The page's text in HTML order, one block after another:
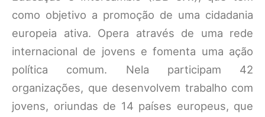
como objetivo a promoção de uma cidadania
europeia ativa. Opera através de uma rede
internacional de jovens e fomenta uma ação
política comum. Nela participam 42
organizações, que desenvolvem trabalho com
jovens, oriundas de 14 países europeus, que